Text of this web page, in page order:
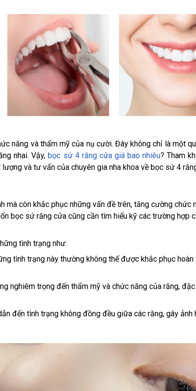
năng và thẩm mỹ của nụ cười. Đây không chỉ là một
nhai. Vậy,bọc sứ 4 răng cửa giá bao nhiêu? Tham
và tư vấn của chuyên gia nha khoa về bọc sứ 4
mà còn khắc phục những vấn đề trên, tăng cường chức
bọc sứ răng cửa cũng cần tìm hiểu kỹ các trường hợp
tình trạng như:
tình trạng này thường không thể được khắc phục hoàn
nghiêm trọng đến thẩm mỹ và chức năng của răng,
đến tình trạng không đồng đều giữa các răng, gây ảnh